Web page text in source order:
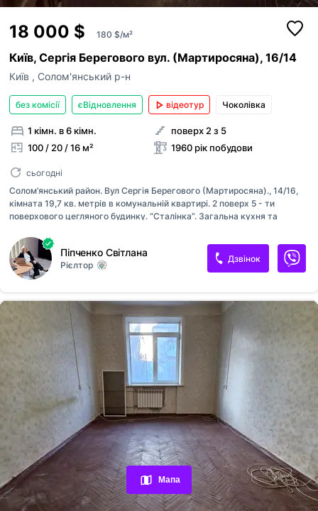
Контакти
Обрані оголошення
Переглянуті оголошення
18 000 $ 180 $/м²
Київ, Сергія Берегового вул. (Мартиросяна), 16/14
Київ , Солом'янський р-н
без комісії єВідновлення відеотур Чоколівка
1 кімн. в 6 кімн.
100 / 20 / 16 м²
поверх 2 з 5
1960 рік побудови
сьогодні
Солом’янський район. Вул Сергія Берегового (Мартиросяна)., 14/16,
кімната 19,7 кв. метрів в комунальній квартирі. 2 поверх 5 - ти
поверхового цегляного будинку. “Сталінка”. Загальна кухня та
батареї. Нова мідна проводка. Розвинена інфраструктура - поруч
супермаркети, навчальні заклади, ринок. Найближче метро -
Шулявська.
Піпченко Світлана
Рієлтор
Дзвінок
Мапа